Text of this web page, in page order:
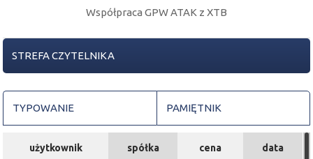
Współpraca GPW ATAK z XTB
STREFA CZYTELNIKA
TYPOWANIE PAMIĘTNIK
użytkownik spółka cena data